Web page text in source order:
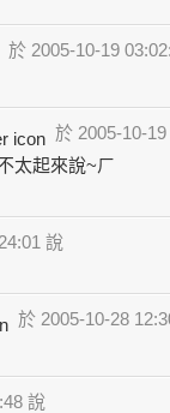
於 2005-10-19
於 2005-10-
太起來說~ㄏ
說
於 2005-10-28
說